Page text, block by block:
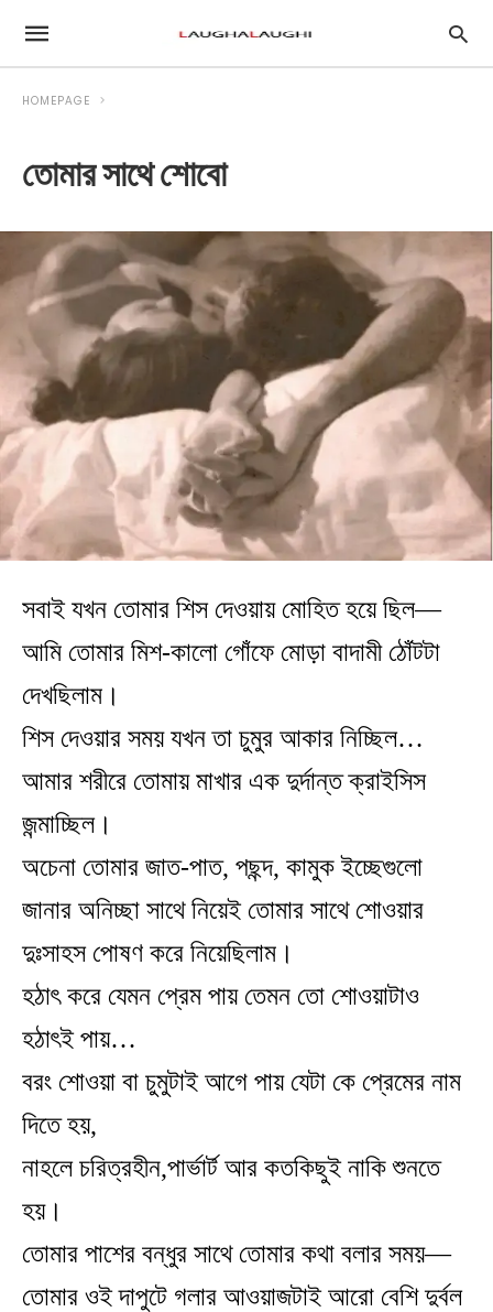
HOMEPAGE
তোমার সাথে শোবো
সবাই যখন তোমার শিস দেওয়ায় মোহিত হয়ে ছিল—
আমি তোমার মিশ-কালো গোঁফে মোড়া বাদামী ঠোঁটটা
দেখছিলাম।
শিস দেওয়ার সময় যখন তা চুমুর আকার নিচ্ছিল…
আমার শরীরে তোমায় মাখার এক দুর্দান্ত ক্রাইসিস
জন্মাচ্ছিল।
অচেনা তোমার জাত-পাত, পছন্দ, কামুক ইচ্ছেগুলো
জানার অনিচ্ছা সাথে নিয়েই তোমার সাথে শোওয়ার
দুঃসাহস পোষণ করে নিয়েছিলাম।
হঠাৎ করে যেমন প্রেম পায় তেমন তো শোওয়াটাও
হঠাৎই পায়…
বরং শোওয়া বা চুমুটাই আগে পায় যেটা কে প্রেমের নাম
দিতে হয়,
নাহলে চরিত্রহীন,পার্ভার্ট আর কতকিছুই নাকি শুনতে
হয়।
তোমার পাশের বন্ধুর সাথে তোমার কথা বলার সময়—
তোমার ওই দাপুটে গলার আওয়াজটাই আরো বেশি দুর্বল